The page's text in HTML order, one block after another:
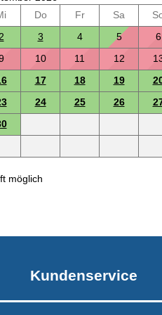
Do Fr Sa
2 3 4 5
6
10 11 12
17 18 19
24 25 26
möglich
Kundenservice